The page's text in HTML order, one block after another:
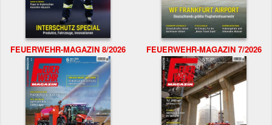
FEUERWEHR-MAGAZIN 8/2026 FEUERWEHR-MAGAZIN 7/2026